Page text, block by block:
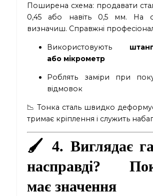
Поширена схема: продавати
0,45 або навіть 0,5 мм. На
визначиш. Справжні
Використовують
або мікрометр
Роблять заміри при
відмовок
📉 Тонка сталь швидко
тримає кріплення і служить
🖌 4. Виглядає
насправді?
має значення